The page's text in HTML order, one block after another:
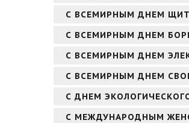
С ВСЕМИРНЫМ ДНЕМ
С ВСЕМИРНЫМ ДНЕМ
С ВСЕМИРНЫМ ДНЕМ
С ВСЕМИРНЫМ ДНЕМ
С ДНЕМ
С МЕЖДУНАРОДНЫМ